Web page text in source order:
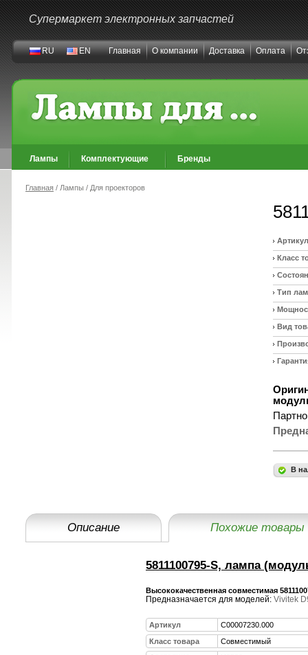
Супермаркет электронных запчастей
RU EN Главная О компании Доставка Оплата
Лампы Комплектующие Бренды
Главная / Лампы / Для проекторов
Класс
Тип
Вид
В
Описание Похожие товары
5811100795-S, лампа
Высококачественная совместимая
Предназначается для моделей: Vivitek
Артикул
C00007230.000
Класс товара
Совместимый